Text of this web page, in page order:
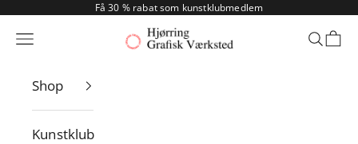
Spring til indholdFå 30 % rabat som kunstklubmedlem
Hjørring Grafisk Værksted
Menu Søg
Shop
Kunstklub